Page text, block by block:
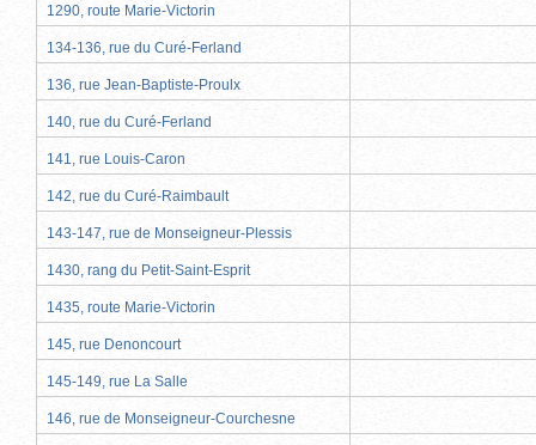
1290, route Marie-Victorin
134-136, rue du Curé-Ferland
136, rue Jean-Baptiste-Proulx
140, rue du Curé-Ferland
141, rue Louis-Caron
142, rue du Curé-Raimbault
143-147, rue de Monseigneur-Plessis
1430, rang du Petit-Saint-Esprit
1435, route Marie-Victorin
145, rue Denoncourt
145-149, rue La Salle
146, rue de Monseigneur-Courchesne